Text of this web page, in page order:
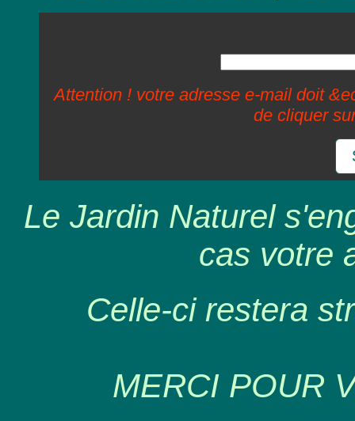
Attention ! votre adresse e-mail doit
de cliquer
Le Jardin Naturel
cas votre
Celle-ci restera
MERCI POUR